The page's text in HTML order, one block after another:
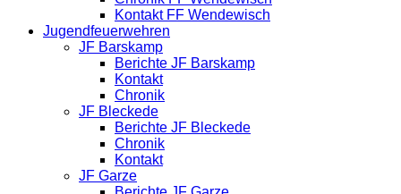
Kontakt FF Wendewisch
Jugendfeuerwehren
JF Barskamp
Berichte JF Barskamp
Kontakt
Chronik
JF Bleckede
Berichte JF Bleckede
Chronik
Kontakt
JF Garze